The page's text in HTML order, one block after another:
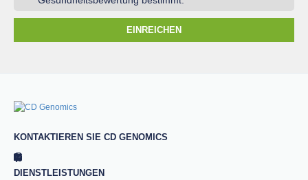
EINREICHEN
KONTAKTIEREN SIE CD GENOMICS
DIENSTLEISTUNGEN